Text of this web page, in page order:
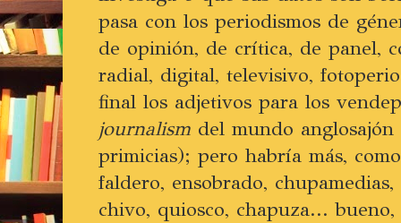
pasa con los periodismos de
de opinión, de crítica, de panel,
radial, digital, televisivo,
final los adjetivos para los
journalism del mundo
primicias); pero habría más,
faldero, ensobrado,
chivo, quiosco, chapuza...